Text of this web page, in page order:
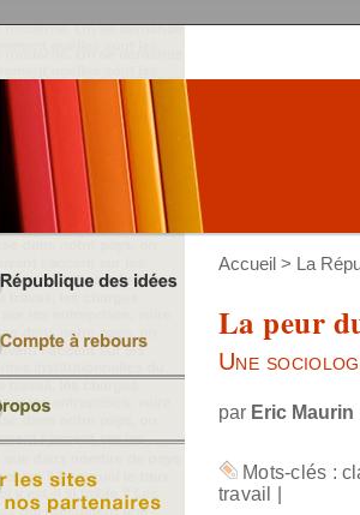
Accueil > La
La peur
Une
par Eric Maurin
Mots-clés :
travail